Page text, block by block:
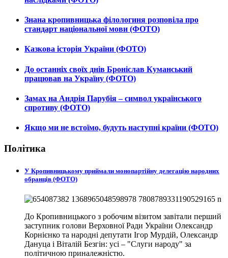
Знана кропивницька філологиня розповіла про
стандарт національної мови (ФОТО)
Казкова історія України (ФОТО)
До останніх своїх днів Броніслав Куманський
працював на Україну (ФОТО)
Замах на Андрія Парубія – символ українського
спротиву (ФОТО)
Якщо ми не встоїмо, будуть наступні країни (ФОТО)
Політика
У Кропивницькому приймали монопартійну делегацію народних
обранців (ФОТО)
До Кропивницького з робочим візитом завітали перший
заступник голови Верховної Ради України Олександр
Корнієнко та народні депутати Ігор Мурдій, Олександр
Дануца і Віталій Безгін: усі – "Слуги народу" за
політичною приналежністю.